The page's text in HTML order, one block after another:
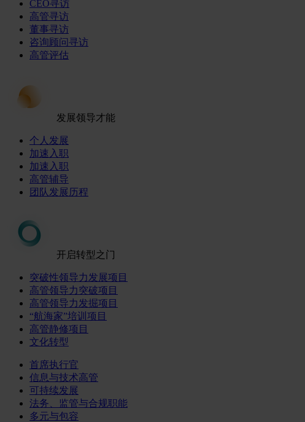
CEO寻访
高管寻访
董事寻访
咨询顾问寻访
高管评估
发展领导才能
个人发展
加速入职
加速入职
高管辅导
团队发展历程
开启转型之门
突破性领导力发展项目
高管领导力突破项目
高管领导力发掘项目
“航海家”培训项目
高管静修项目
文化转型
首席执行官
信息与技术高管
可持续发展
法务、监管与合规职能
多元与包容